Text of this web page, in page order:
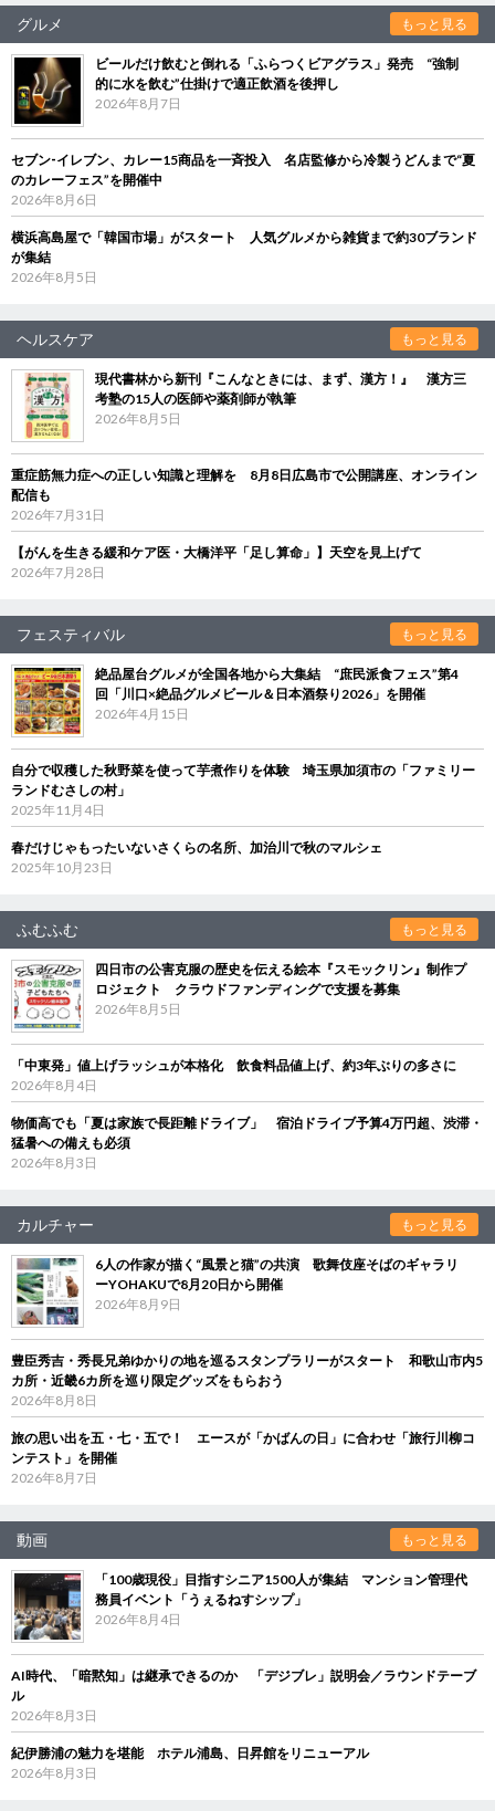
グルメ もっと見る
ビールだけ飲むと倒れる「ふらつくビアグラス」発売 “強制
的に水を飲む”仕掛けで適正飲酒を後押し
2026年8月7日
セブン‐イレブン、カレー15商品を一斉投入 名店監修から冷製うどんまで“夏
のカレーフェス”を開催中
2026年8月6日
横浜高島屋で「韓国市場」がスタート 人気グルメから雑貨まで約30ブランド
が集結
2026年8月5日
ヘルスケア もっと見る
現代書林から新刊『こんなときには、まず、漢方！』 漢方三
考塾の15人の医師や薬剤師が執筆
2026年8月5日
重症筋無力症への正しい知識と理解を 8月8日広島市で公開講座、オンライン
配信も
2026年7月31日
【がんを生きる緩和ケア医・大橋洋平「足し算命」】天空を見上げて
2026年7月28日
フェスティバル もっと見る
絶品屋台グルメが全国各地から大集結 “庶民派食フェス”第4
回「川口×絶品グルメビール＆日本酒祭り2026」を開催
2026年4月15日
自分で収穫した秋野菜を使って芋煮作りを体験 埼玉県加須市の「ファミリー
ランドむさしの村」
2025年11月4日
春だけじゃもったいないさくらの名所、加治川で秋のマルシェ
2025年10月23日
ふむふむ もっと見る
四日市の公害克服の歴史を伝える絵本『スモックリン』制作プ
ロジェクト クラウドファンディングで支援を募集
2026年8月5日
「中東発」値上げラッシュが本格化 飲食料品値上げ、約3年ぶりの多さに
2026年8月4日
物価高でも「夏は家族で長距離ドライブ」 宿泊ドライブ予算4万円超、渋滞・
猛暑への備えも必須
2026年8月3日
カルチャー もっと見る
6人の作家が描く“風景と猫”の共演 歌舞伎座そばのギャラリ
ーYOHAKUで8月20日から開催
2026年8月9日
豊臣秀吉・秀長兄弟ゆかりの地を巡るスタンプラリーがスタート 和歌山市内5
カ所・近畿6カ所を巡り限定グッズをもらおう
2026年8月8日
旅の思い出を五・七・五で！ エースが「かばんの日」に合わせ「旅行川柳コ
ンテスト」を開催
2026年8月7日
動画 もっと見る
「100歳現役」目指すシニア1500人が集結 マンション管理代
務員イベント「うぇるねすシップ」
2026年8月4日
AI時代、「暗黙知」は継承できるのか 「デジブレ」説明会／ラウンドテーブ
ル
2026年8月3日
紀伊勝浦の魅力を堪能 ホテル浦島、日昇館をリニューアル
2026年8月3日